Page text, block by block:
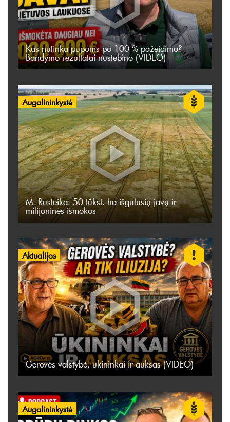
Kas nutinka pupoms po 100 % pažeidimo?
Bandymo rezultatai nustebino (VIDEO)
Augalininkystė
M. Rusteika: 50 tūkst. ha išgulusių javų ir
milijoninės išmokos
Aktualijos
Gerovės valstybė, ūkininkai ir auksas (VIDEO)
Augalininkystė